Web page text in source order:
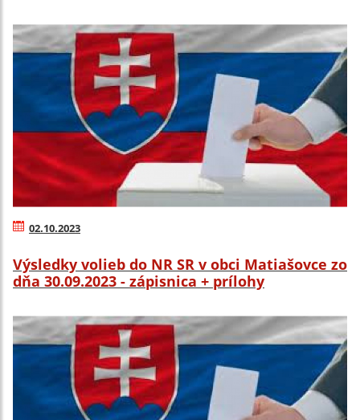
02.10.2023
Výsledky volieb do NR SR v obci Matiašovce zo
dňa 30.09.2023 - zápisnica + prílohy